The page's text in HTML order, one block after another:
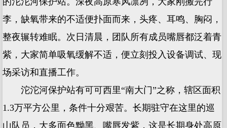
李，缺氧带来的不适便扑面而来，头疼、耳鸣、胸闷，
整夜辗转难眠。次日清晨，团队所有成员嘴唇都泛着青
紫，大家简单吸氧缓解不适，便立刻投入设备调试、现
场采访和直播工作。
沱沱河保护站有可可西里“南大门”之称，辖区面积
1.3万平方公里，条件十分艰苦。长期驻守在这里的巡
山队员，大多面色黝黑、嘴唇发紫，这是长期身处高原